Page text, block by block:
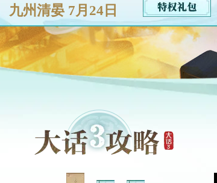
九州清晏 7月24日
12:00